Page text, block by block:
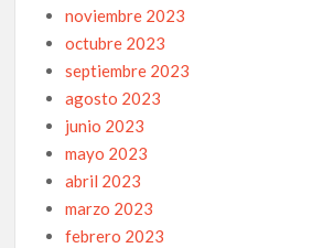
noviembre 2023
octubre 2023
septiembre 2023
agosto 2023
junio 2023
mayo 2023
abril 2023
marzo 2023
febrero 2023